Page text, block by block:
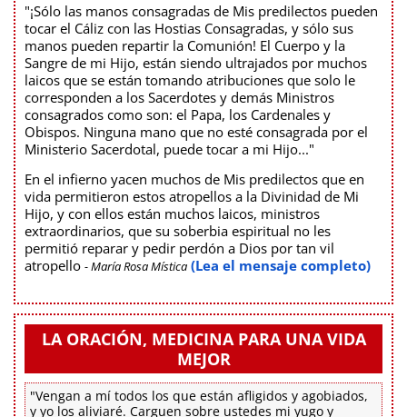
"¡Sólo las manos consagradas de Mis predilectos pueden
tocar el Cáliz con las Hostias Consagradas, y sólo sus
manos pueden repartir la Comunión! El Cuerpo y la
Sangre de mi Hijo, están siendo ultrajados por muchos
laicos que se están tomando atribuciones que solo le
corresponden a los Sacerdotes y demás Ministros
consagrados como son: el Papa, los Cardenales y
Obispos. Ninguna mano que no esté consagrada por el
Ministerio Sacerdotal, puede tocar a mi Hijo..."
En el infierno yacen muchos de Mis predilectos que en
vida permitieron estos atropellos a la Divinidad de Mi
Hijo, y con ellos están muchos laicos, ministros
extraordinarios, que su soberbia espiritual no les
permitió reparar y pedir perdón a Dios por tan vil
atropello - María Rosa Mística (Lea el mensaje completo)
LA ORACIÓN, MEDICINA PARA UNA VIDA
MEJOR
"Vengan a mí todos los que están afligidos y agobiados,
y yo los aliviaré. Carguen sobre ustedes mi yugo y